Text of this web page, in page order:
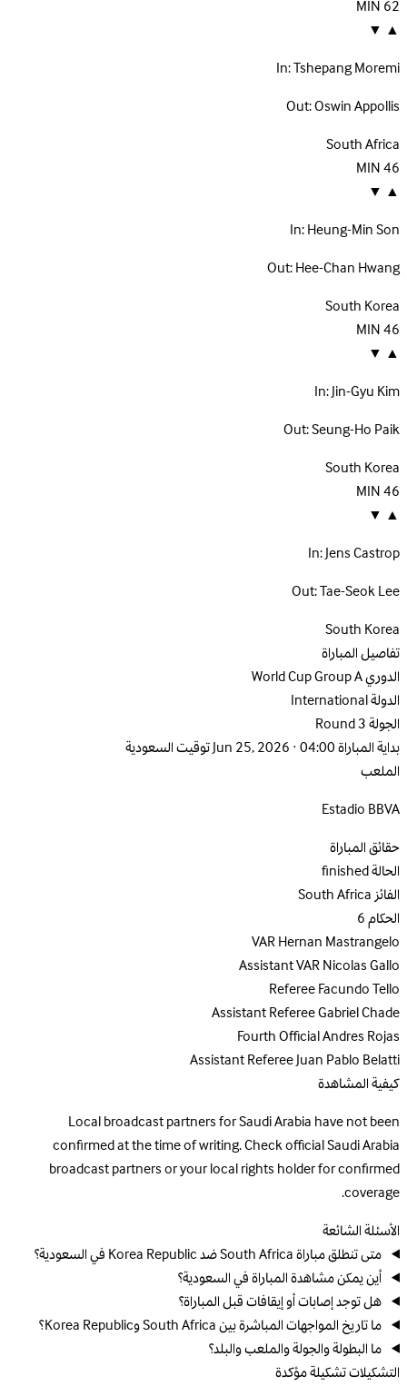
62
MIN
▲
▼
In:Tshepang Moremi
Out:Oswin Appollis
South Africa
46
MIN
▲
▼
In:Heung-Min Son
Out:Hee-Chan Hwang
South Korea
46
MIN
▲
▼
In:Jin-Gyu Kim
Out:Seung-Ho Paik
South Korea
46
MIN
▲
▼
In:Jens Castrop
Out:Tae-Seok Lee
South Korea
تفاصيل المباراة
الدوريWorld Cup Group A
الدولةInternational
الجولةRound 3
بداية المباراةJun 25, 2026 · 04:00 توقيت السعودية
الملعب
Estadio BBVA
حقائق المباراة
الحالةfinished
الفائزSouth Africa
الحكام6
VARHernan Mastrangelo
Assistant VARNicolas Gallo
RefereeFacundo Tello
Assistant RefereeGabriel Chade
Fourth OfficialAndres Rojas
Assistant RefereeJuan Pablo Belatti
كيفية المشاهدة
Local broadcast partners for Saudi Arabia have not been
confirmed at the time of writing. Check official Saudi Arabia
broadcast partners or your local rights holder for confirmed
coverage.
الأسئلة الشائعة
متى تنطلق مباراة South Africa ضد Korea Republic في السعودية؟
أين يمكن مشاهدة المباراة في السعودية؟
هل توجد إصابات أو إيقافات قبل المباراة؟
ما تاريخ المواجهات المباشرة بين South Africa وKorea Republic؟
ما البطولة والجولة والملعب والبلد؟
التشكيلاتتشكيلة مؤكدة